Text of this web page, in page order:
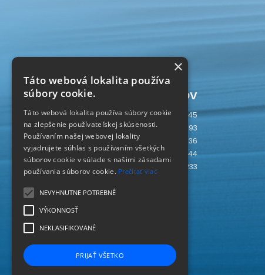
Počítadlo prístupov
Dnes
745
Včera
593
Tento týždeň
2736
Tento mesiac
4244
Spolu
237233
SK
×
Táto webová lokalita používa
súbory cookie.
Táto webová lokalita používa súbory cookie
na zlepšenie používateľskej skúsenosti.
Používaním našej webovej lokality
vyjadrujete súhlas s používaním všetkých
súborov cookie v súlade s našimi zásadami
používania súborov cookie. Prečítať viac
NEVYHNUTNE POTREBNÉ
VÝKONNOSŤ
NEKLASIFIKOVANÉ
PRIJAŤ VŠETKO